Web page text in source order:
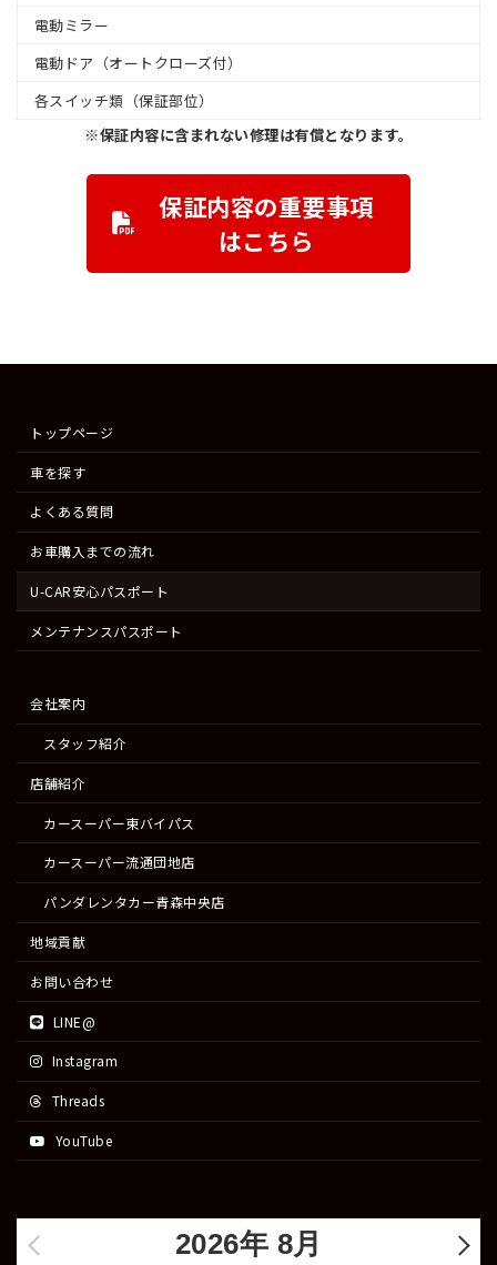
電動ミラー
電動ドア（オートクローズ付）
各スイッチ類（保証部位）
※保証内容に含まれない修理は有償となります。
保証内容の重要事項
はこちら
トップページ
車を探す
よくある質問
お車購入までの流れ
U-CAR安心パスポート
メンテナンスパスポート
会社案内
スタッフ紹介
店舗紹介
カースーパー東バイパス
カースーパー流通団地店
パンダレンタカー青森中央店
地域貢献
お問い合わせ
LINE@
Instagram
Threads
YouTube
2026年 8月